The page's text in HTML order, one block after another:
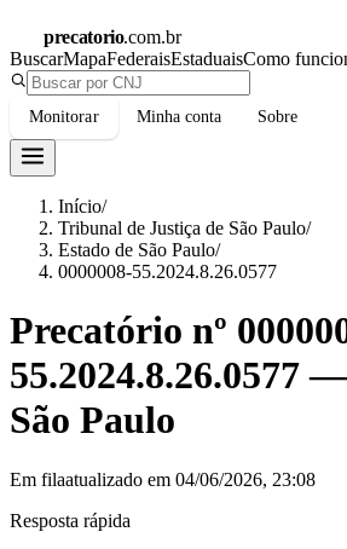
precatorio.com.br
BuscarMapaFederaisEstaduaisComo
Monitorar Minha conta Sobre
Início/
Tribunal de Justiça de São Paulo/
Estado de São Paulo/
0000008-55.2024.8.26.0577
Precatório nº
55.2024.8.26.0577
São Paulo
Em filaatualizado em 04/06/2026, 23:08
Resposta rápida